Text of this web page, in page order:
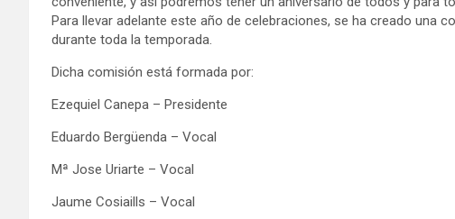
Para llevar adelante este año de celebraciones, se ha creado una
durante toda la temporada.
Dicha comisión está formada por:
Ezequiel Canepa – Presidente
Eduardo Bergüenda – Vocal
Mª Jose Uriarte – Vocal
Jaume Cosiaills – Vocal